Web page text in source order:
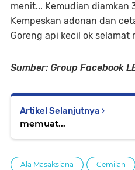
menit... Kemudian diamkan
Kempeskan adonan dan
Goreng api kecil ok selamat
Sumber: Group Facebook
Artikel Selanjutnya
memuat...
Ala Masaksiana Cemilan